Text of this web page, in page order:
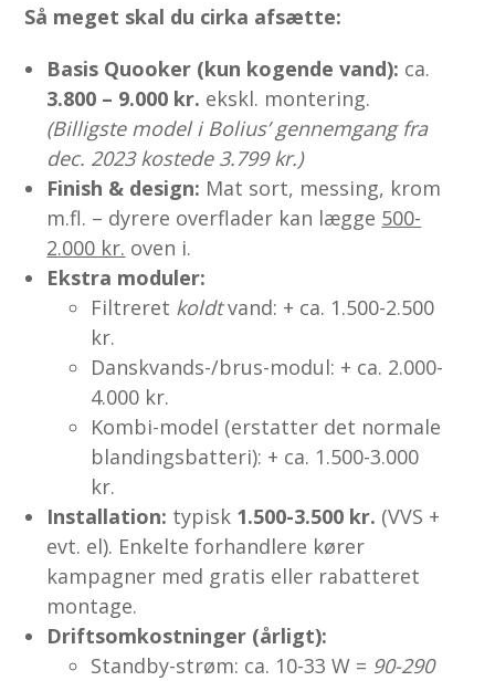
Så meget skal du cirka afsætte:
Basis Quooker (kun kogende vand): ca.
3.800 – 9.000 kr. ekskl. montering.
(Billigste model i Bolius’ gennemgang fra
dec. 2023 kostede 3.799 kr.)
Finish & design: Mat sort, messing, krom
m.fl. – dyrere overflader kan lægge 500-
2.000 kr. oven i.
Ekstra moduler:
Filtreret koldtvand: + ca. 1.500-2.500
kr.
Danskvands-/brus-modul: + ca. 2.000-
4.000 kr.
Kombi-model (erstatter det normale
blandingsbatteri): + ca. 1.500-3.000
kr.
Installation: typisk 1.500-3.500 kr. (VVS +
evt. el). Enkelte forhandlere kører
kampagner med gratis eller rabatteret
montage.
Driftsomkostninger (årligt):
Standby-strøm: ca. 10-33 W = 90-290